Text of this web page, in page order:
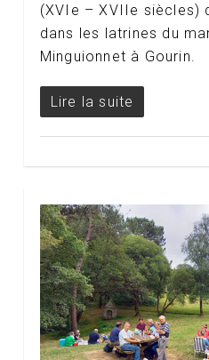
(XVIe – XVIIe siècles)
dans les latrines du
Minguionnet à Gourin.
Lire la suite